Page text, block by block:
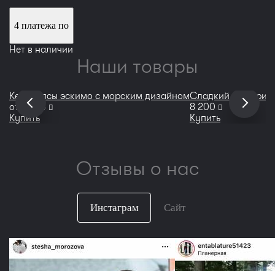
4 платежа по
Нет в наличии
Наши товары
Кейкпопсы эскимо с морским дизайном
от
2 700 руб
Купить
Сладкий
8 200 руб
Купить
Отзывы о нас
Инстаграм Сайт